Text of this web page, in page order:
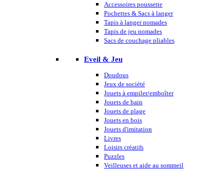
Accessoires poussette
Pochettes & Sacs à langer
Tapis à langer nomades
Tapis de jeu nomades
Sacs de couchage pliables
Eveil & Jeu
Doudous
Jeux de société
Jouets à empiler/emboîter
Jouets de bain
Jouets de plage
Jouets en bois
Jouets d'imitation
Livres
Loisirs créatifs
Puzzles
Veilleuses et aide au sommeil